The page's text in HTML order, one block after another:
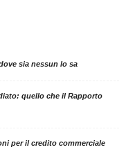
sia nessun lo sa
quello che il Rapporto
per il credito commerciale